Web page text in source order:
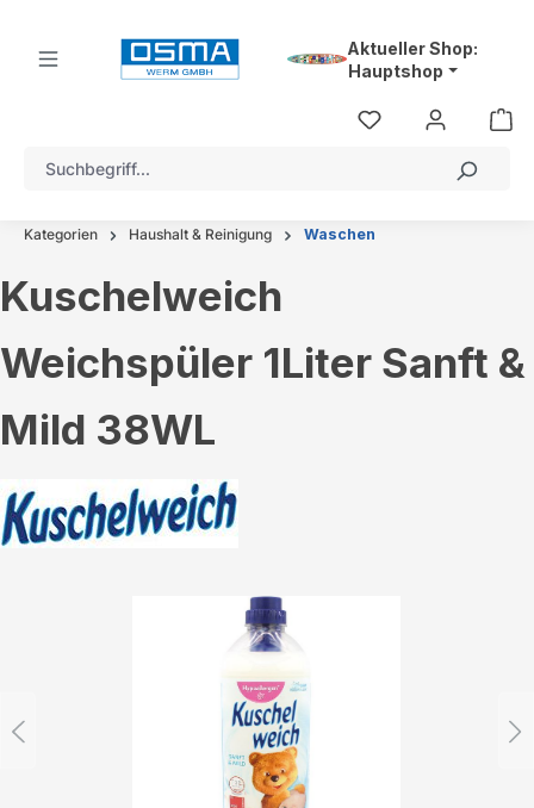
Aktueller Shop:
Hauptshop
Kategorien Haushalt & Reinigung Waschen
Kuschelweich
Weichspüler 1Liter Sanft &
Mild 38WL